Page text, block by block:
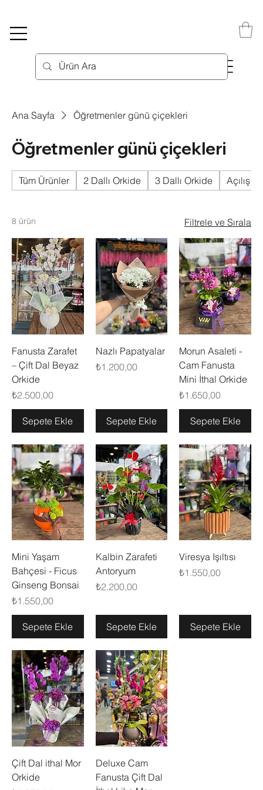
Ana Sayfa Öğretmenler günü çiçekleri
Öğretmenler günü çiçekleri
Tüm Ürünler 2 Dallı Orkide 3 Dallı Orkide Açılış
8 ürün Filtrele ve Sırala
Fanusta Zarafet
– Çift Dal Beyaz
Orkide
Fiyat
₺2.500,00
Sepete Ekle
Nazlı Papatyalar
Fiyat
₺1.200,00
Sepete Ekle
Morun Asaleti -
Cam Fanusta
Mini İthal Orkide
Fiyat
₺1.650,00
Sepete Ekle
Mini Yaşam
Bahçesi - Ficus
Ginseng Bonsai
Fiyat
₺1.550,00
Sepete Ekle
Kalbin Zarafeti
Antoryum
Fiyat
₺2.200,00
Sepete Ekle
Viresya Işıltısı
Fiyat
₺1.550,00
Sepete Ekle
Çift Dal ithal Mor
Orkide
Deluxe Cam
Fanusta Çift Dal